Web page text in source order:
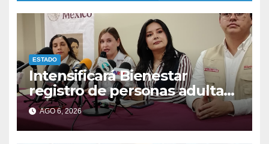
ESTADO
Intensificará Bienestar
registro de personas adultas
mayores y con discapacidad
antes de elecciones del 2027.
AGO 6, 2026